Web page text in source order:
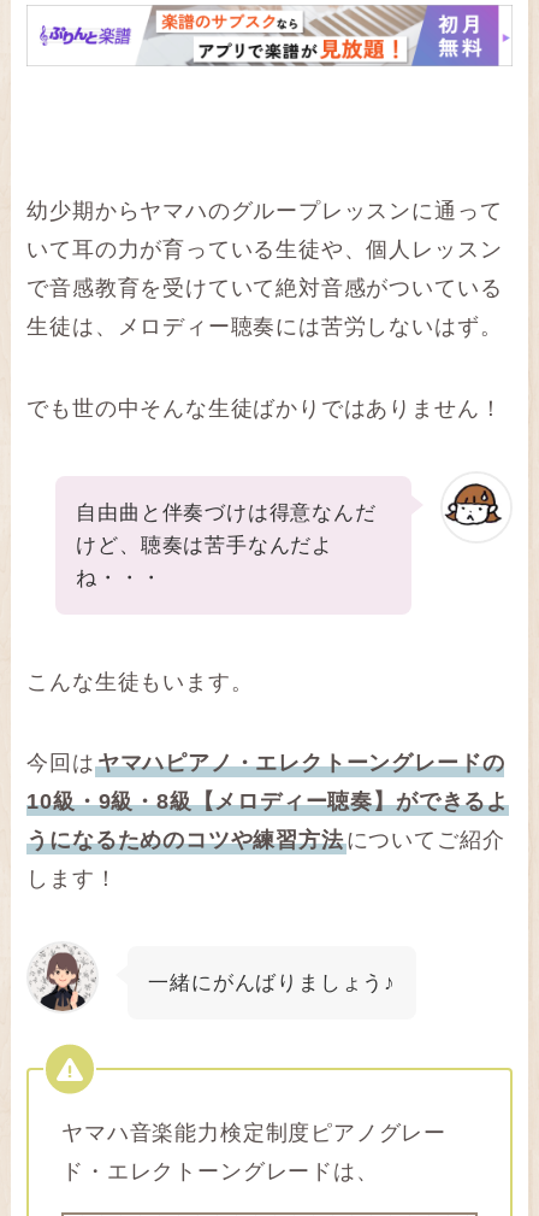
幼少期からヤマハのグループレッスンに通って
いて耳の力が育っている生徒や、個人レッスン
で音感教育を受けていて絶対音感がついている
生徒は、メロディー聴奏には苦労しないはず。
でも世の中そんな生徒ばかりではありません！
自由曲と伴奏づけは得意なんだ
けど、聴奏は苦手なんだよ
ね・・・
こんな生徒もいます。
今回はヤマハピアノ・エレクトーングレードの
10級・9級・8級【メロディー聴奏】ができるよ
うになるためのコツや練習方法についてご紹介
します！
一緒にがんばりましょう♪
ヤマハ音楽能力検定制度ピアノグレー
ド・エレクトーングレードは、